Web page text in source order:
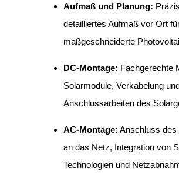
Aufmaß und Planung:
detailliertes Aufmaß vor Ort
maßgeschneiderte
DC-Montage: Fachgerechte
Solarmodule, Verkabelung
Anschlussarbeiten des
AC-Montage: Anschluss des
an das Netz, Integration von
Technologien und